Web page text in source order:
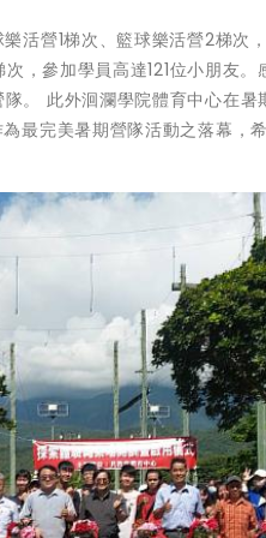
活營1梯次、籃球樂活營2梯次
，參加學員高達121位小朋友
。 此外洄瀾學院體育中心在
最完美暑期營隊活動之落幕，